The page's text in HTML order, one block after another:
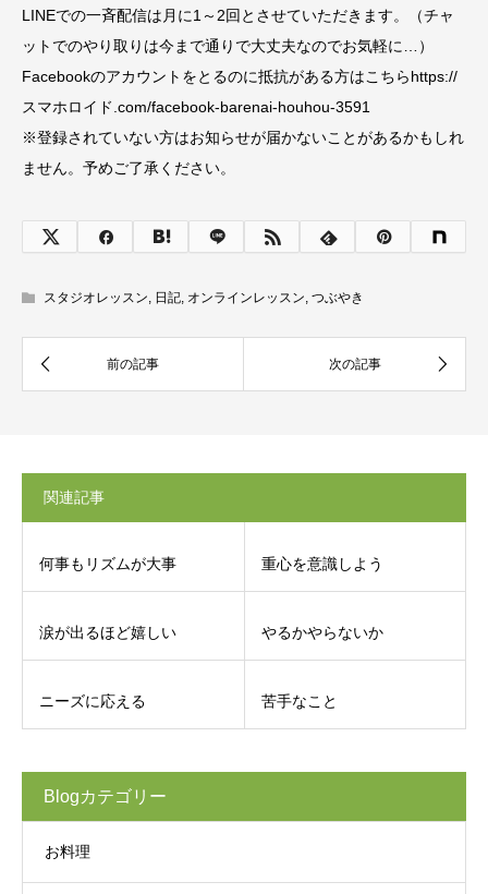
LINEでの一斉配信は月に1～2回とさせていただきます。（チャ
ットでのやり取りは今まで通りで大丈夫なのでお気軽に…）
Facebookのアカウントをとるのに抵抗がある方はこちらhttps://
スマホロイド.com/facebook-barenai-houhou-3591
※登録されていない方はお知らせが届かないことがあるかもしれ
ません。予めご了承ください。
スタジオレッスン, 日記, オンラインレッスン, つぶやき
関連記事
何事もリズムが大事 重心を意識しよう
涙が出るほど嬉しい やるかやらないか
ニーズに応える 苦手なこと
Blogカテゴリー
お料理